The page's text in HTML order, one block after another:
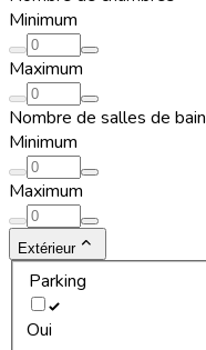
Minimum
Maximum
Nombre de salles de bain
Minimum
Maximum
Extérieur
Parking
Oui